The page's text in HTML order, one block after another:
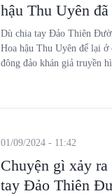
hậu Thu Uyên
Dù chia tay Đảo Thiên
Hoa hậu Thu Uyên để lại
đông đảo khán giả truyền
Chuyện gì xảy
tay Đảo Thiên
01/09/2024 - 11:42